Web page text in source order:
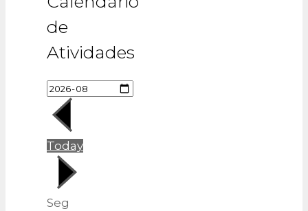
de
Atividades
Today
Seg